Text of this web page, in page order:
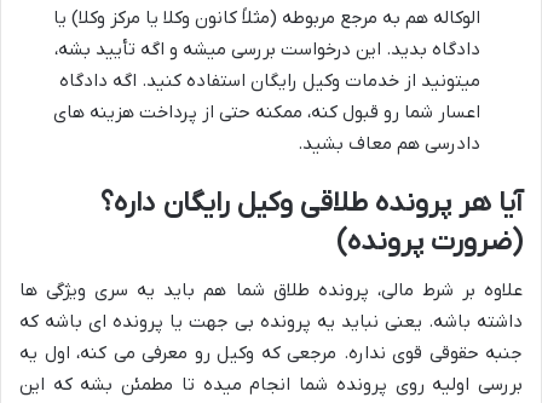
الوکاله هم به مرجع مربوطه (مثلاً کانون وکلا یا مرکز وکلا) یا
دادگاه بدید. این درخواست بررسی میشه و اگه تأیید بشه،
میتونید از خدمات وکیل رایگان استفاده کنید. اگه دادگاه
اعسار شما رو قبول کنه، ممکنه حتی از پرداخت هزینه های
دادرسی هم معاف بشید.
آیا هر پرونده طلاقی وکیل رایگان داره؟
(ضرورت پرونده)
علاوه بر شرط مالی، پرونده طلاق شما هم باید یه سری ویژگی ها
داشته باشه. یعنی نباید یه پرونده بی جهت یا پرونده ای باشه که
جنبه حقوقی قوی نداره. مرجعی که وکیل رو معرفی می کنه، اول یه
بررسی اولیه روی پرونده شما انجام میده تا مطمئن بشه که این